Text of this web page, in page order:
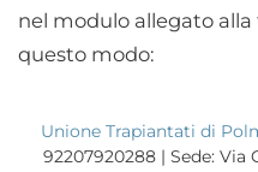
nel modulo allegato
questo modo:
Unione Trapiantati di
92207920288 | Sede: Via